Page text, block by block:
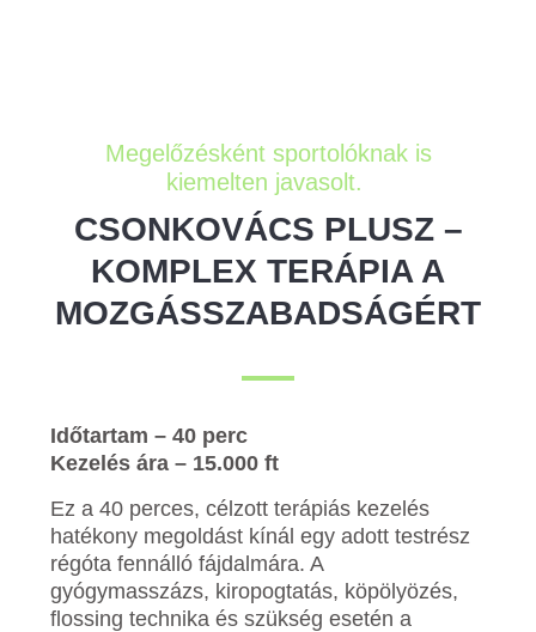
Megelőzésként sportolóknak is
kiemelten javasolt.
CSONKOVÁCS PLUSZ –
KOMPLEX TERÁPIA A
MOZGÁSSZABADSÁGÉRT
Időtartam – 40 perc
Kezelés ára – 15.000 ft
Ez a 40 perces, célzott terápiás kezelés
hatékony megoldást kínál egy adott testrész
régóta fennálló fájdalmára. A
gyógymasszázs, kiropogtatás, köpölyözés,
flossing technika és szükség esetén a